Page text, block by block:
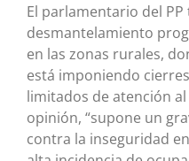
El parlamentario del
desmantelamiento
en las zonas rurales,
está imponiendo
limitados de atención al
opinión, “supone un
contra la inseguridad